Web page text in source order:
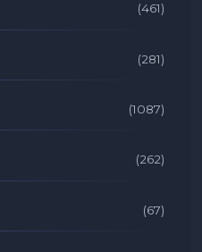
(461)
(281)
(1087)
(262)
(67)